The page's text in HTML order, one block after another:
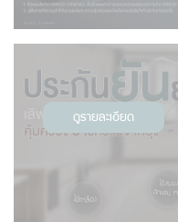
ดูรายละเอียด